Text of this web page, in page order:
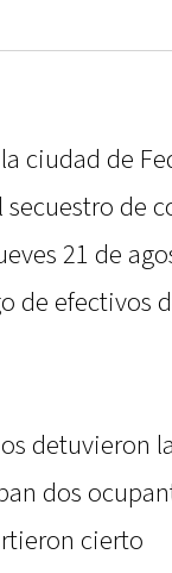
ciudad de
de
21 de
de efectivos
detuvieron
dos
cierto